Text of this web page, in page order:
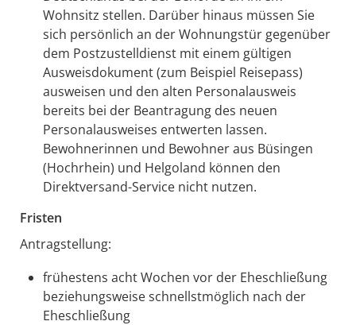
Wohnsitz stellen. Darüber hinaus müssen Sie
sich persönlich an der Wohnungstür gegenüber
dem Postzustelldienst mit einem gültigen
Ausweisdokument (zum Beispiel Reisepass)
ausweisen und den alten Personalausweis
bereits bei der Beantragung des neuen
Personalausweises entwerten lassen.
Bewohnerinnen und Bewohner aus Büsingen
(Hochrhein) und Helgoland können den
Direktversand-Service nicht nutzen.
Fristen
Antragstellung:
frühestens acht Wochen vor der Eheschließung
beziehungsweise schnellstmöglich nach der
Eheschließung